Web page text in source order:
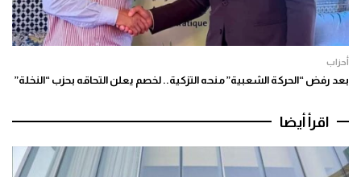
أحزاب
بعد رفض “الحركة الشعبية” منحه التزكية.. لخصم يعلن التحاقه بحزب “النخلة”
اقرأ أيضا